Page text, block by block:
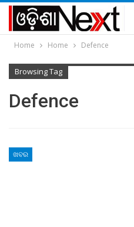
Home Home Defence
Browsing Tag
Defence
ଖବର